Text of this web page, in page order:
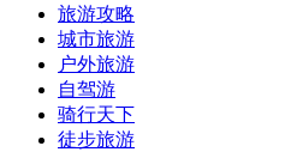
旅游攻略
城市旅游
户外旅游
自驾游
骑行天下
徒步旅游